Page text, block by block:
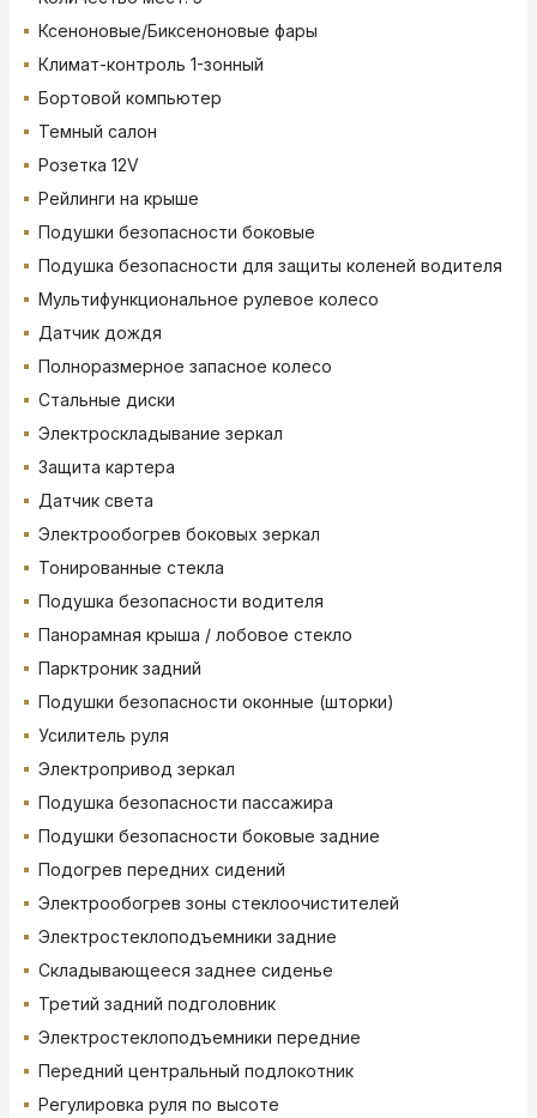
Ксеноновые/Биксеноновые фары
Климат-контроль 1-зонный
Бортовой компьютер
Темный салон
Розетка 12V
Рейлинги на крыше
Подушки безопасности боковые
Подушка безопасности для защиты коленей водителя
Мультифункциональное рулевое колесо
Датчик дождя
Полноразмерное запасное колесо
Стальные диски
Электроскладывание зеркал
Защита картера
Датчик света
Электрообогрев боковых зеркал
Тонированные стекла
Подушка безопасности водителя
Панорамная крыша / лобовое стекло
Парктроник задний
Подушки безопасности оконные (шторки)
Усилитель руля
Электропривод зеркал
Подушка безопасности пассажира
Подушки безопасности боковые задние
Подогрев передних сидений
Электрообогрев зоны стеклоочистителей
Электростеклоподъемники задние
Складывающееся заднее сиденье
Третий задний подголовник
Электростеклоподъемники передние
Передний центральный подлокотник
Регулировка руля по высоте